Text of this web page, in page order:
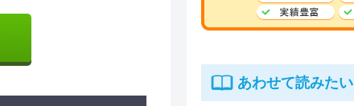
あわせて読みたい